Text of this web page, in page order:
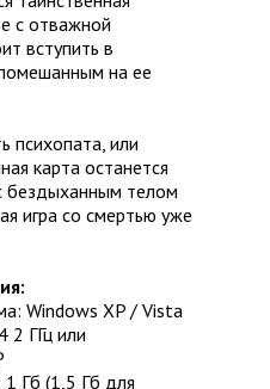
с отважной
вступить в
на ее
психопата, или
карта останется
бездыханным телом
игра со смертью уже
Windows XP / Vista
2 ГГц или
Гб (1,5 Гб для